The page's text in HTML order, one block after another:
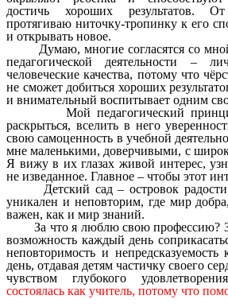
достичь хороших результатов.
протягиваю ниточку-тропинку к его
и открывать новое.
Думаю, многие согласятся со мной,
педагогической деятельности –
человеческие качества, потому что
не сможет добиться хороших
и внимательный воспитывает одним
Мой педагогический принцип
раскрыться, вселить в него
свою самоценность в учебной
мне маленькими, доверчивыми, с
Я вижу в их глазах живой интерес,
не изведанное. Главное – чтобы этот
Детский сад – островок радости,
уникален и неповторим, где мир
важен, как и мир знаний.
За что я люблю свою профессию?
возможность каждый день
неповторимость и
день, отдавая детям частичку своего
чувством глубокого
состоялась как учитель, потому что